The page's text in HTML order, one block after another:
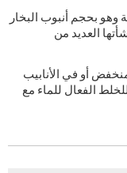
وهو بحجم أنبوب البخار
العديد من
أو في الأنابيب
الفعال للماء مع